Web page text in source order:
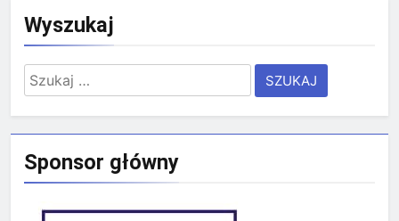
Wyszukaj
Szukaj:
Sponsor główny